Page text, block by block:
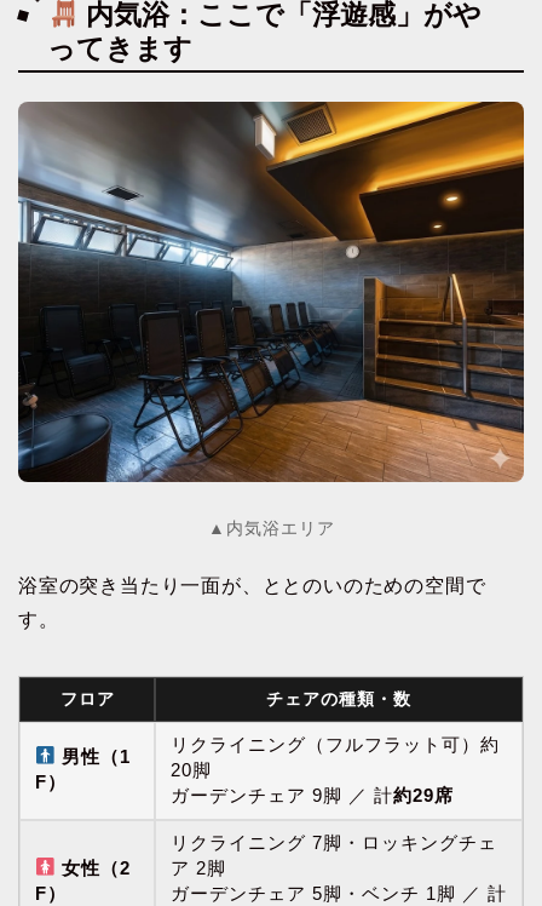
内気浴：ここで「浮遊感」がや
ってきます
▲内気浴エリア
浴室の突き当たり一面が、ととのいのための空間で
す。
フロア チェアの種類・数
男性（1
F）
リクライニング（フルフラット可）約
20脚
ガーデンチェア 9脚 ／ 計約29席
女性（2
F）
リクライニング 7脚・ロッキングチェ
ア 2脚
ガーデンチェア 5脚・ベンチ 1脚 ／ 計